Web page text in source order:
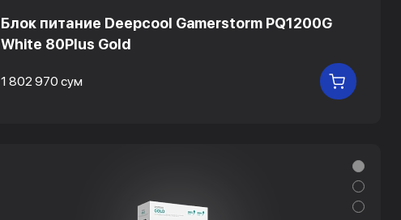
Блок питание Deepcool Gamerstorm PQ1200G
White 80Plus Gold
1 802 970 сум В